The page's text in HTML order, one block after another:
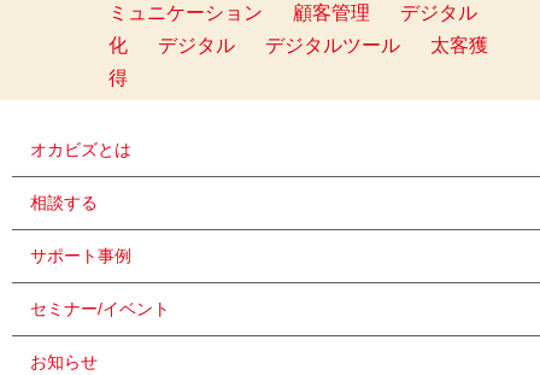
ミュニケーション
顧客管理
デジタル
化
デジタル デジタルツール
太客獲
得
オカビズとは
相談する
サポート事例
セミナー/イベント
お知らせ